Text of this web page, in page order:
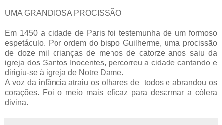
UMA GRANDIOSA PROCISSÃO
Em 1450 a cidade de Paris foi testemunha de um formoso
espetáculo. Por ordem do bispo Guilherme, uma procissão
de doze mil crianças de menos de catorze anos saiu da
igreja dos Santos Inocentes, percorreu a cidade cantando e
dirigiu-se à igreja de Notre Dame.
A voz da infância atraiu os olhares de todos e abrandou os
corações. Foi o meio mais eficaz para desarmar a cólera
divina.